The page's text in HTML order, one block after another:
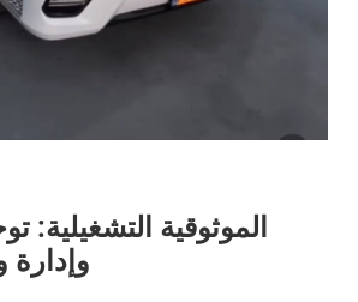
الموثوقية التشغيلية: